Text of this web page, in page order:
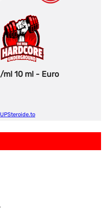
ml 10 ml - Euro
UPSteroide.to